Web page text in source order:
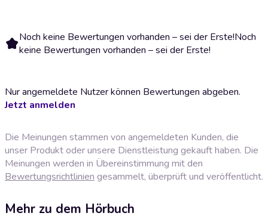
Noch keine Bewertungen vorhanden – sei der Erste!Noch
keine Bewertungen vorhanden – sei der Erste!
Nur angemeldete Nutzer können Bewertungen abgeben.
Jetzt anmelden
Die Meinungen stammen von angemeldeten Kunden, die
unser Produkt oder unsere Dienstleistung gekauft haben. Die
Meinungen werden in Übereinstimmung mit den
Bewertungsrichtlinien gesammelt, überprüft und veröffentlicht.
Mehr zu dem Hörbuch